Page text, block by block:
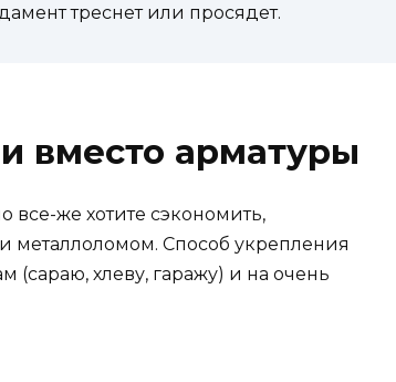
треснет или просядет.
вместо арматуры
же хотите сэкономить,
металлоломом. Способ укрепления
(сараю, хлеву, гаражу) и на очень